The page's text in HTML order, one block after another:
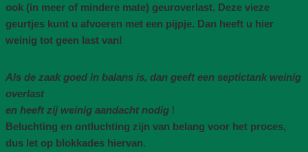
ook (in meer of mindere mate) geuroverlast. Deze vieze
geurtjes kunt u afvoeren met een pijpje. Dan heeft u hier
weinig tot geen last van!
Als de zaak goed in balans is, dan geeft een septictank weinig
overlast
en heeft zij weinig aandacht nodig !
Beluchting en ontluchting zijn van belang voor het proces,
dus let op blokkades hiervan.